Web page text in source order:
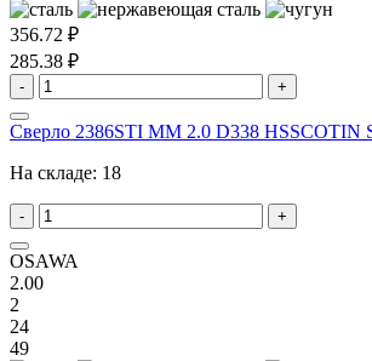
356.72 ₽
285.38 ₽
- +
Сверло 2386STI MM 2.0 D338 HSSCOTIN
На складе: 18
- +
OSAWA
2.00
2
24
49